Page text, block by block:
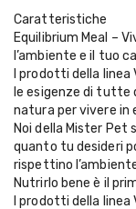
Caratteristiche
Equilibrium Meal –
l’ambiente e il tuo
I prodotti della
le esigenze di tutte
natura per vivere in
Noi della Mister Pet
quanto tu desideri
rispettino
Nutrirlo bene è il
I prodotti della